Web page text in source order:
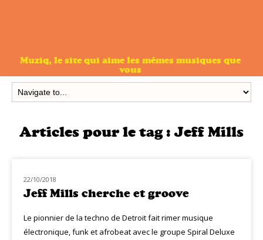
Muziq, le site qui aime les mêmes musiques que
vous
Articles pour le tag :Jeff Mills
NOUVEAUTÉS
22/10/2018
Jeff Mills cherche et groove
Le pionnier de la techno de Detroit fait rimer musique
électronique, funk et afrobeat avec le groupe Spiral Deluxe